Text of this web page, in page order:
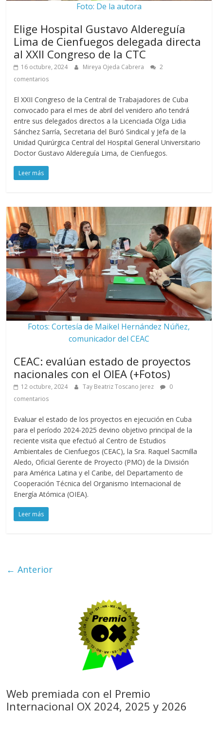
Foto: De la autora
Elige Hospital Gustavo Aldereguía
Lima de Cienfuegos delegada directa
al XXII Congreso de la CTC
16 octubre, 2024 Mireya Ojeda Cabrera
2
comentarios
El XXII Congreso de la Central de Trabajadores de Cuba
convocado para el mes de abril del venidero año tendrá
entre sus delegados directos a la Licenciada Olga Lidia
Sánchez Sarría, Secretaria del Buró Sindical y Jefa de la
Unidad Quirúrgica Central del Hospital General Universitario
Doctor Gustavo Aldereguía Lima, de Cienfuegos.
Leer más
Fotos: Cortesía de Maikel Hernández Núñez,
comunicador del CEAC
CEAC: evalúan estado de proyectos
nacionales con el OIEA (+Fotos)
12 octubre, 2024 Tay Beatriz Toscano Jerez
0
comentarios
Evaluar el estado de los proyectos en ejecución en Cuba
para el período 2024-2025 devino objetivo principal de la
reciente visita que efectuó al Centro de Estudios
Ambientales de Cienfuegos (CEAC), la Sra. Raquel Sacmilla
Aledo, Oficial Gerente de Proyecto (PMO) de la División
para América Latina y el Caribe, del Departamento de
Cooperación Técnica del Organismo Internacional de
Energía Atómica (OIEA).
Leer más
← Anterior
Web premiada con el Premio
Internacional OX 2024, 2025 y 2026